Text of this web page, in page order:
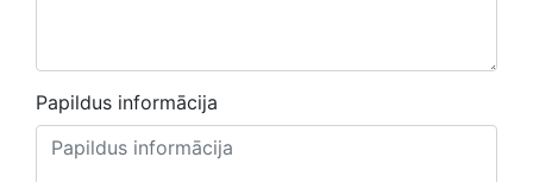
Papildus informācija